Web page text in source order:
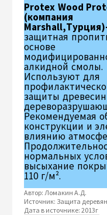
Protex Wood
(компания
защитная
основе
алкидной смолы.
Используют для
защиты
Рекомендуемая
конструкции и
влиянию
нормальных
высыхание
110 г/м².
Автор: Ломакин А.Д.
Источник: Защита
Дата в источнике: 2013г